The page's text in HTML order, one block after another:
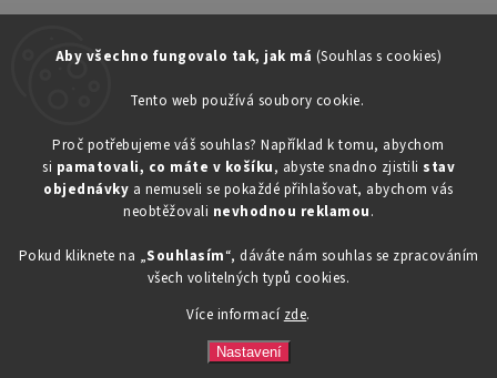
Aby všechno fungovalo tak, jak má (Souhlas s cookies)
Tento web používá soubory cookie.
Proč potřebujeme váš souhlas? Například k tomu, abychom
si pamatovali, co máte v košíku, abyste snadno zjistili stav
objednávky a nemuseli se pokaždé přihlašovat, abychom vás
neobtěžovali nevhodnou reklamou.
Pokud kliknete na „Souhlasím“, dáváte nám souhlas se zpracováním
všech volitelných typů cookies.
Více informací zde.
Nastavení
734603917
eshop@toner-rl.cz
Copyright 2026Drogerka24.cz. Všechna práva vyhrazena.
VytvořilShoptet| Design